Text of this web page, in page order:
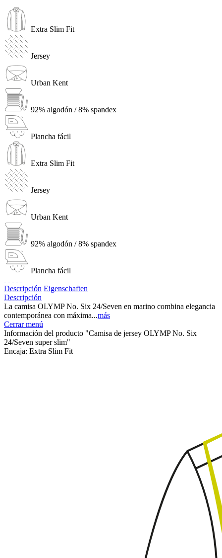
Extra Slim Fit
Jersey
Urban Kent
92% algodón / 8% spandex
Plancha fácil
Extra Slim Fit
Jersey
Urban Kent
92% algodón / 8% spandex
Plancha fácil
Descripción Eigenschaften
Descripción
La camisa OLYMP No. Six 24/Seven en marino combina elegancia
contemporánea con máxima...más
Cerrar menú
Información del producto "Camisa de jersey OLYMP No. Six
24/Seven super slim"
Encaja: Extra Slim Fit